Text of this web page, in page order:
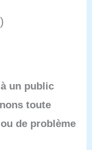
un public
toute
de problème